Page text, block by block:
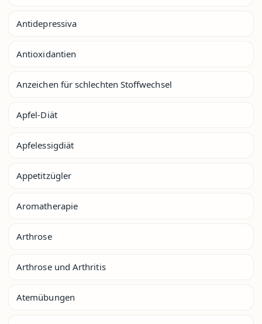
Antidepressiva
Antioxidantien
Anzeichen für schlechten Stoffwechsel
Apfel-Diät
Apfelessigdiät
Appetitzügler
Aromatherapie
Arthrose
Arthrose und Arthritis
Atemübungen